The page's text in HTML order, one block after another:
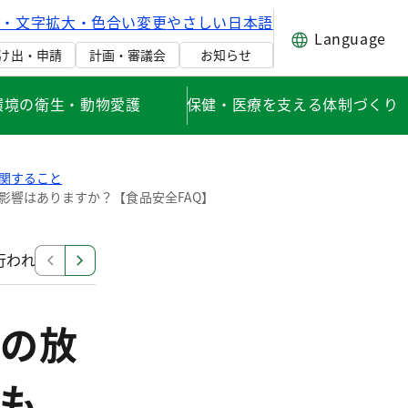
文字拡大・色合い変更やさしい日本語
出・申請 計画・審議会 お知らせ
Language
の衛生・動物愛護 保健・医療を支える体制づくり
すること
はありますか？【食品安全FAQ】
れているのですか？【食品安全FAQ】
放